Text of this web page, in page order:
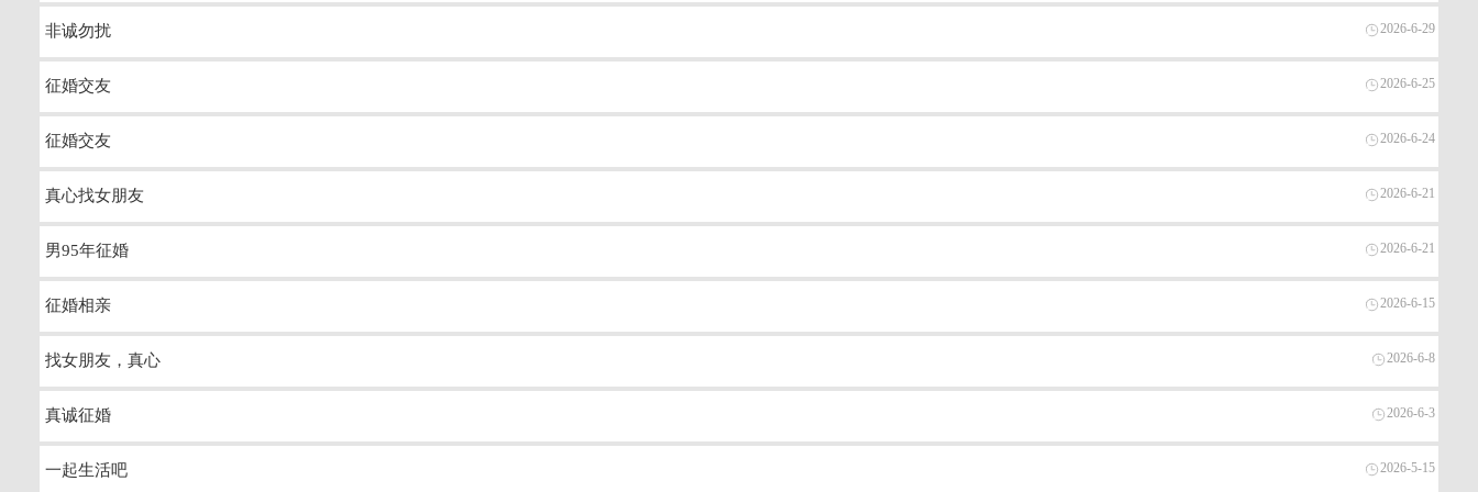
非诚勿扰 2026-6-29
征婚交友 2026-6-25
征婚交友 2026-6-24
真心找女朋友 2026-6-21
男95年征婚 2026-6-21
征婚相亲 2026-6-15
找女朋友，真心 2026-6-8
真诚征婚 2026-6-3
一起生活吧 2026-5-15